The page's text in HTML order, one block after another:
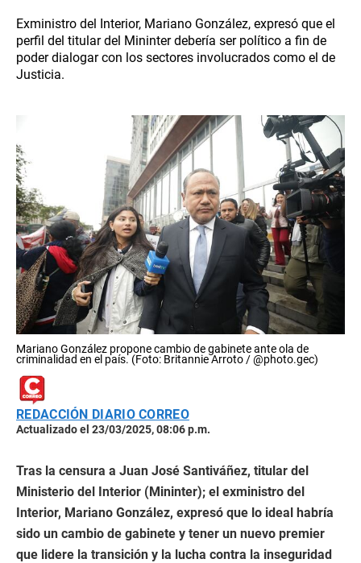
Exministro del Interior, Mariano González, expresó que el
perfil del titular del Mininter debería ser político a fin de
poder dialogar con los sectores involucrados como el de
Justicia.
Mariano González propone cambio de gabinete ante ola de
criminalidad en el país. (Foto: Britannie Arroto / @photo.gec)
REDACCIÓN DIARIO CORREO
Actualizado el 23/03/2025, 08:06 p.m.
Tras la censura a Juan José Santiváñez, titular del
Ministerio del Interior (Mininter); el exministro del
Interior, Mariano González, expresó que lo ideal habría
sido un cambio de gabinete y tener un nuevo premier
que lidere la transición y la lucha contra la inseguridad